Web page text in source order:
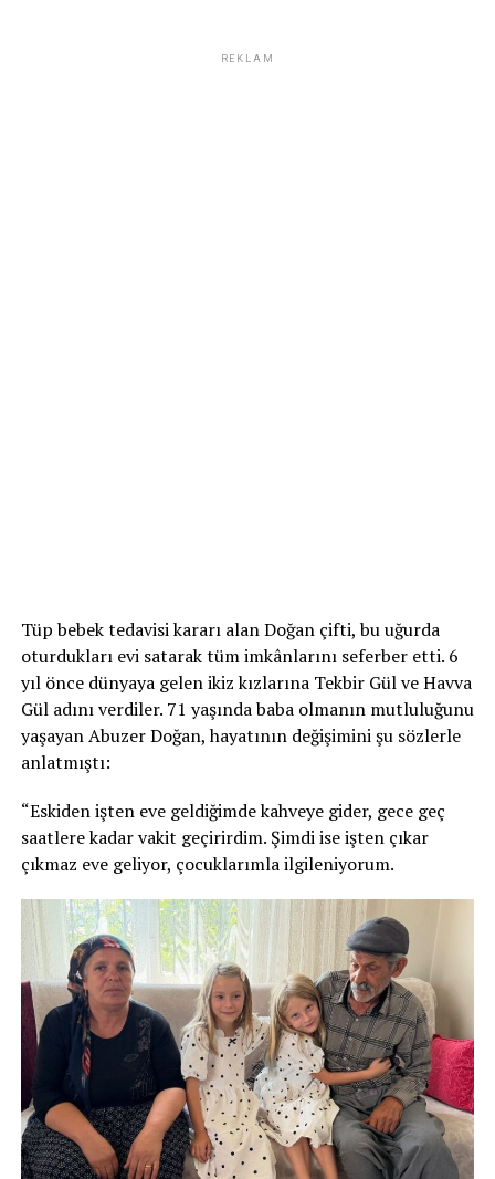
REKLAM
Tüp bebek tedavisi kararı alan Doğan çifti, bu uğurda
oturdukları evi satarak tüm imkânlarını seferber etti. 6
yıl önce dünyaya gelen ikiz kızlarına Tekbir Gül ve Havva
Gül adını verdiler. 71 yaşında baba olmanın mutluluğunu
yaşayan Abuzer Doğan, hayatının değişimini şu sözlerle
anlatmıştı:
“Eskiden işten eve geldiğimde kahveye gider, gece geç
saatlere kadar vakit geçirirdim. Şimdi ise işten çıkar
çıkmaz eve geliyor, çocuklarımla ilgileniyorum.